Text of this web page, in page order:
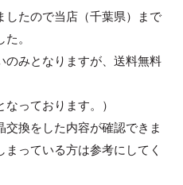
したので当店（千葉県）まで
。
のみとなりますが、送料無料
っております。）
換をした内容が確認できま
っている方は参考にしてく